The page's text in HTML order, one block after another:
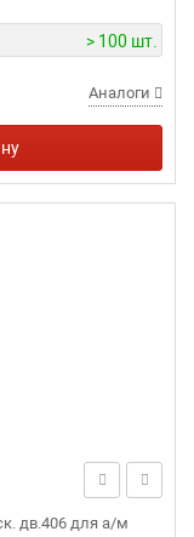
> 100 шт.
Аналоги
дв.406 для а/м